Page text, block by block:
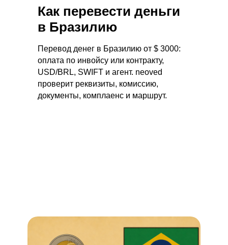
Как перевести деньги
в Бразилию
Перевод денег в Бразилию от $ 3000:
оплата по инвойсу или контракту,
USD/BRL, SWIFT и агент. neoved
проверит реквизиты, комиссию,
документы, комплаенс и маршрут.